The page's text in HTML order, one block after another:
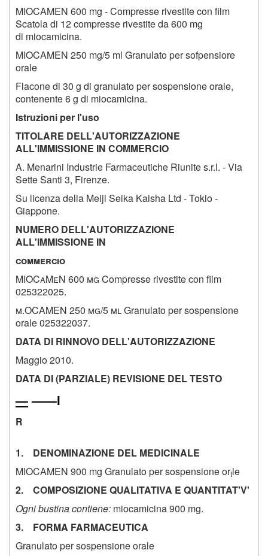
MIOCAMEN 600 mg - Compresse rivestite con film
Scatola di 12 compresse rivestite da 600 mg
di miocamicina.
MIOCAMEN 250 mg/5 ml Granulato per sofpensiore
orale
Flacone di 30 g di granulato per sospensione orale,
contenente 6 g di miocamicina.
Istruzioni per l'uso
TITOLARE DELL'AUTORIZZAZIONE
ALL'IMMISSIONE IN COMMERCIO
A. Menarini Industrie Farmaceutiche Riunite s.r.l. - Via
Sette Santi 3, Firenze.
Su licenza della Meiji Seika Kaisha Ltd - Tokio -
Giappone.
NUMERO DELL'AUTORIZZAZIONE
ALL'IMMISSIONE IN
commercio
MIOCaMeN 600 mg Compresse rivestite con film
025322025.
m.OCAMEN 250 mg/5 mlGranulato per sospensione
orale025322037.
DATA DI RINNOVO DELL'AUTORIZZAZIONE
Maggio 2010.
DATA DI (PARZIALE) REVISIONE DEL TESTO
———i
R
1. DENOMINAZIONE DEL MEDICINALE
MIOCAMEN 900 mg Granulato per sospensione ortle
2. COMPOSIZIONE QUALITATIVA E QUANTITAT'V'
Ogni bustina contiene: miocamicina 900 mg.
3. FORMA FARMACEUTICA
Granulato per sospensione orale